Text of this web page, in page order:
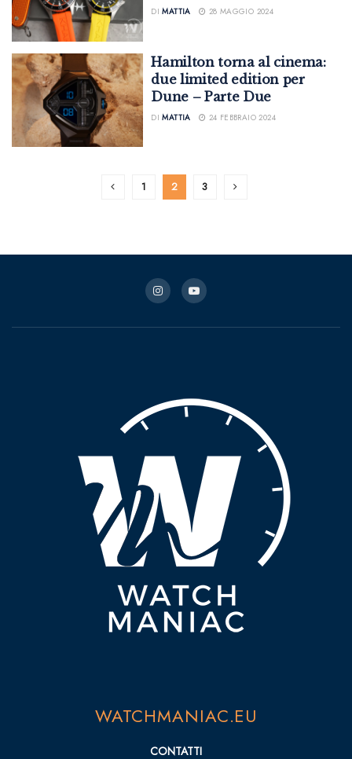
DI MATTIA 28 MAGGIO 2024
Hamilton torna al cinema:
due limited edition per
Dune – Parte Due
DI MATTIA 24 FEBBRAIO 2024
1 2 3
WATCHMANIAC.EU
CONTATTI